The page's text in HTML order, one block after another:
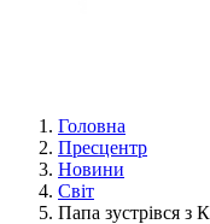
Головна
Пресцентр
Новини
Світ
Папа зустрівся з